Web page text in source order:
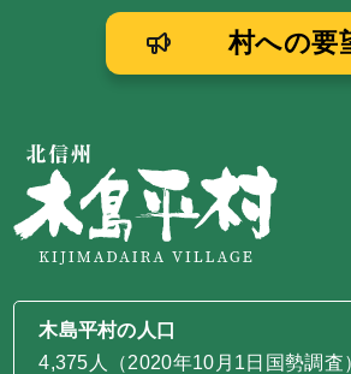
木島平村の人口
4,375人（2020年10月1日国勢調査
村への要